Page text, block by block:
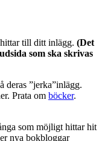
till ditt inlägg. (Det
som ska skrivas
deras ”jerka”inlägg.
Prata om böcker.
som möjligt hittar hit
nya bokbloggar